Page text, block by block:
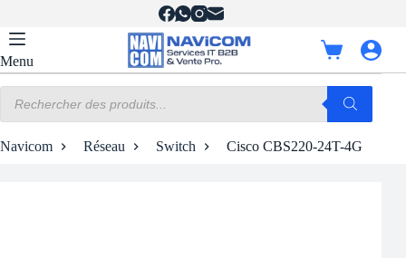
contenu
Menu
Panier
d’achat
produits
Navicom Réseau Switch Cisco CBS220-24T-4G